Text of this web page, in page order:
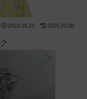
2023.05.23 2025.03.08